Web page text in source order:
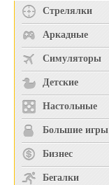
Стрелялки
Аркадные
Симуляторы
Детские
Настольные
Большие игры
Бизнес
Бегалки